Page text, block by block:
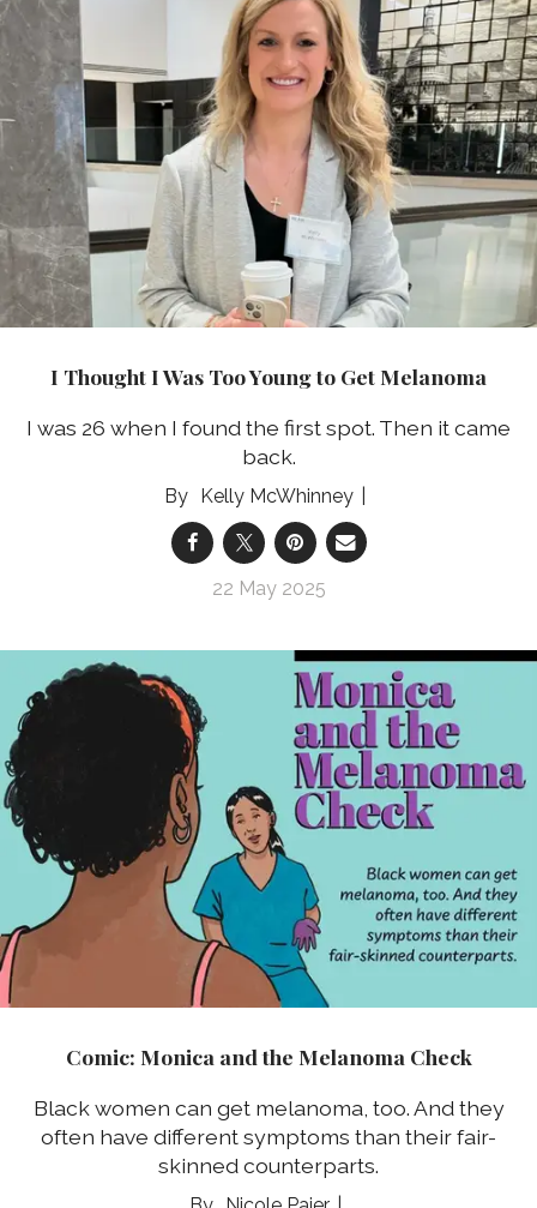
I Thought I Was Too Young to Get Melanoma
I was 26 when I found the first spot. Then it came
back.
Kelly McWhinney
22 May 2025
Comic: Monica and the Melanoma Check
Black women can get melanoma, too. And they
often have different symptoms than their fair-
skinned counterparts.